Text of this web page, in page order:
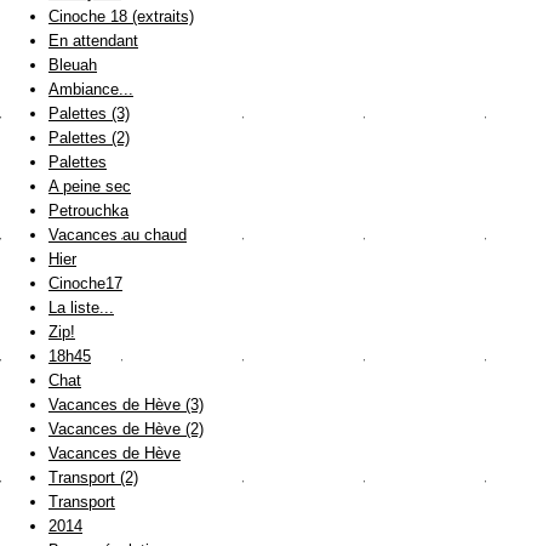
Cinoche 18 (extraits)
En attendant
Bleuah
Ambiance...
Palettes (3)
Palettes (2)
Palettes
A peine sec
Petrouchka
Vacances au chaud
Hier
Cinoche17
La liste...
Zip!
18h45
Chat
Vacances de Hève (3)
Vacances de Hève (2)
Vacances de Hève
Transport (2)
Transport
2014